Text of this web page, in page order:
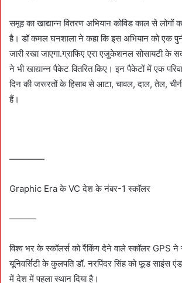
समूह का खाद्यान्न वितरण अभियान कोविड काल से लोगों
है। डॉ कमल घनशाला ने कहा कि इस अभियान को एक
जारी रखा जाएगा.ग्राफिए एरा एजुकेशनल सोसायटी के
ने भी खाद्यान्न पैकेट वितरित किए। इन पैकेटों में एक
दिन की जरूरतों के हिसाब से आटा, चावल, दाल, तेल,
हैं।
————
Graphic Era के VC देश के नंबर-1 स्कॉलर
———
विश्व भर के स्कॉलर्स को रैंकिंग देने वाले स्कॉलर GPS ने
यूनिवर्सिटी के कुलपति डॉ. नरपिंदर सिंह को फूड साइंस
में देश में पहला स्थान दिया है।